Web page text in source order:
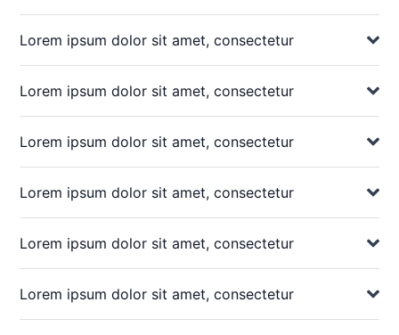
Lorem ipsum dolor sit amet, consectetur
Lorem ipsum dolor sit amet, consectetur
Lorem ipsum dolor sit amet, consectetur
Lorem ipsum dolor sit amet, consectetur
Lorem ipsum dolor sit amet, consectetur
Lorem ipsum dolor sit amet, consectetur